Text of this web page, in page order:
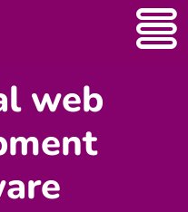
web